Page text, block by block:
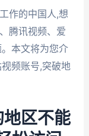
作的中国人,想
腾讯视频、爱
本文将为您介
频账号,突破地
区不能